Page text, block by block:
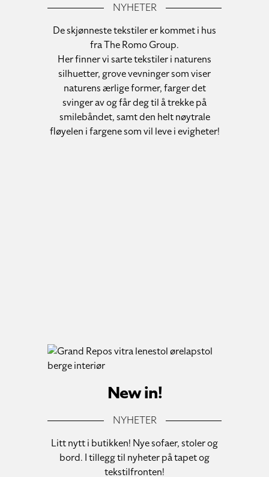
NYHETER
De skjønneste tekstiler er kommet i hus
fra The Romo Group.
Her finner vi sarte tekstiler i naturens
silhuetter, grove vevninger som viser
naturens ærlige former, farger det
svinger av og får deg til å trekke på
smilebåndet, samt den helt nøytrale
fløyelen i fargene som vil leve i evigheter!
New in!
NYHETER
Litt nytt i butikken! Nye sofaer, stoler og
bord. I tillegg til nyheter på tapet og
tekstilfronten!